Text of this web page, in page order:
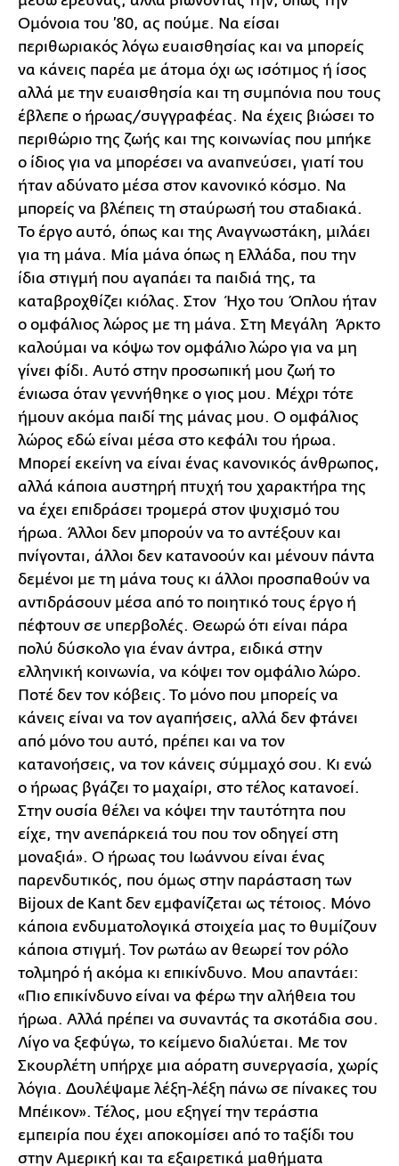
Ομόνοια του ’80, ας πούμε. Να είσαι
περιθωριακός λόγω ευαισθησίας και να μπορείς
να κάνεις παρέα με άτομα όχι ως ισότιμος ή ίσος
αλλά με την ευαισθησία και τη συμπόνια που τους
έβλεπε ο ήρωας/συγγραφέας. Να έχεις βιώσει το
περιθώριο της ζωής και της κοινωνίας που μπήκε
ο ίδιος για να μπορέσει να αναπνεύσει, γιατί του
ήταν αδύνατο μέσα στον κανονικό κόσμο. Να
μπορείς να βλέπεις τη σταύρωσή του σταδιακά.
Το έργο αυτό, όπως και της Αναγνωστάκη, μιλάει
για τη μάνα. Μία μάνα όπως η Ελλάδα, που την
ίδια στιγμή που αγαπάει τα παιδιά της, τα
καταβροχθίζει κιόλας. Στον Ήχο του Όπλου ήταν
ο ομφάλιος λώρος με τη μάνα. Στη Μεγάλη Άρκτο
καλούμαι να κόψω τον ομφάλιο λώρο για να μη
γίνει φίδι. Αυτό στην προσωπική μου ζωή το
ένιωσα όταν γεννήθηκε ο γιος μου. Μέχρι τότε
ήμουν ακόμα παιδί της μάνας μου. Ο ομφάλιος
λώρος εδώ είναι μέσα στο κεφάλι του ήρωα.
Μπορεί εκείνη να είναι ένας κανονικός άνθρωπος,
αλλά κάποια αυστηρή πτυχή του χαρακτήρα της
να έχει επιδράσει τρομερά στον ψυχισμό του
ήρωα. Άλλοι δεν μπορούν να το αντέξουν και
πνίγονται, άλλοι δεν κατανοούν και μένουν πάντα
δεμένοι με τη μάνα τους κι άλλοι προσπαθούν να
αντιδράσουν μέσα από το ποιητικό τους έργο ή
πέφτουν σε υπερβολές. Θεωρώ ότι είναι πάρα
πολύ δύσκολο για έναν άντρα, ειδικά στην
ελληνική κοινωνία, να κόψει τον ομφάλιο λώρο.
Ποτέ δεν τον κόβεις. Το μόνο που μπορείς να
κάνεις είναι να τον αγαπήσεις, αλλά δεν φτάνει
από μόνο του αυτό, πρέπει και να τον
κατανοήσεις, να τον κάνεις σύμμαχό σου. Κι ενώ
ο ήρωας βγάζει το μαχαίρι, στο τέλος κατανοεί.
Στην ουσία θέλει να κόψει την ταυτότητα που
είχε, την ανεπάρκειά του που τον οδηγεί στη
μοναξιά». Ο ήρωας του Ιωάννου είναι ένας
παρενδυτικός, που όμως στην παράσταση των
Bijoux de Kant δεν εμφανίζεται ως τέτοιος. Μόνο
κάποια ενδυματολογικά στοιχεία μας το θυμίζουν
κάποια στιγμή. Τον ρωτάω αν θεωρεί τον ρόλο
τολμηρό ή ακόμα κι επικίνδυνο. Μου απαντάει:
«Πιο επικίνδυνο είναι να φέρω την αλήθεια του
ήρωα. Αλλά πρέπει να συναντάς τα σκοτάδια σου.
Λίγο να ξεφύγω, το κείμενο διαλύεται. Με τον
Σκουρλέτη υπήρχε μια αόρατη συνεργασία, χωρίς
λόγια. Δουλέψαμε λέξη-λέξη πάνω σε πίνακες του
Μπέικον». Τέλος, μου εξηγεί την τεράστια
εμπειρία που έχει αποκομίσει από το ταξίδι του
στην Αμερική και τα εξαιρετικά μαθήματα